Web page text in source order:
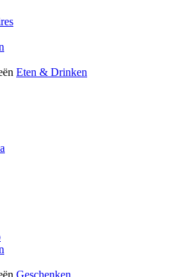
Eten & Drinken
Geschenken